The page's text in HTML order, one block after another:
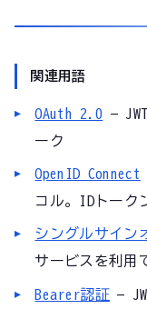
関連用語
OAuth 2.0 —
ーク
OpenID Connect
コル。IDトーク
シングルサイン
サービスを利用
Bearer認証—